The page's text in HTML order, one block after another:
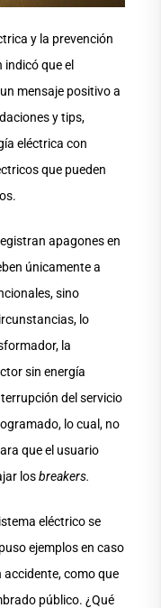
y la prevención
indicó que el
mensaje positivo a
y tips,
eléctrica con
que pueden
apagones en
únicamente a
sino
lo
la
sin energía
del servicio
lo cual, no
que el usuario
losbreakers.
eléctrico se
ejemplos en caso
accidente, como que
público. ¿Qué